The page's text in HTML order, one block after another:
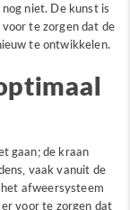
niet. De kunst is
te zorgen dat de
te ontwikkelen.
gaan; de kraan
vaak vanuit de
afweersysteem
voor te zorgen dat